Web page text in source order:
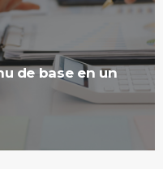
de base en un